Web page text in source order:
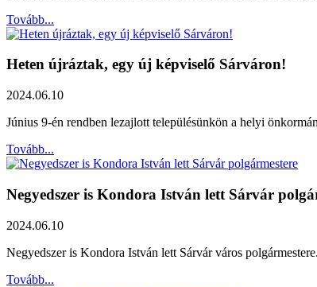
Tovább...
Heten újráztak, egy új képviselő Sárváron!
2024.06.10
Június 9-én rendben lezajlott településünkön a helyi
Tovább...
Negyedszer is Kondora István lett Sárvár
2024.06.10
Negyedszer is Kondora István lett Sárvár város
Tovább...